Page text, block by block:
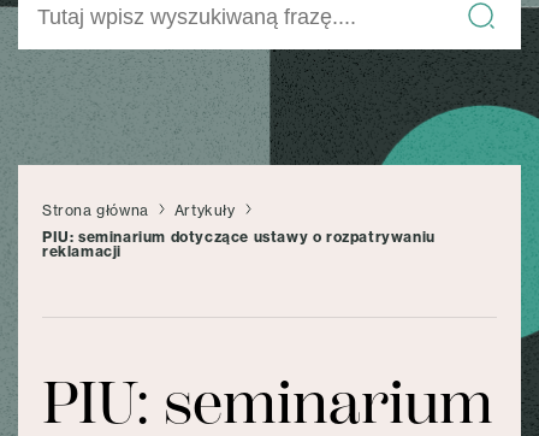
Strona główna
Artykuły
PIU: seminarium dotyczące ustawy o rozpatrywaniu
reklamacji
PIU: seminarium